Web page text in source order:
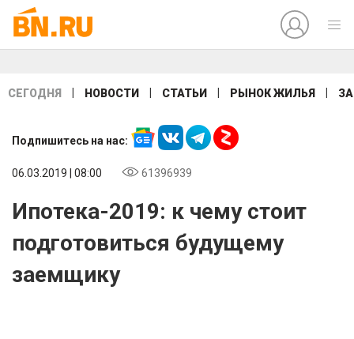
СЕГОДНЯ НОВОСТИ СТАТЬИ РЫНОК ЖИЛЬЯ
Подпишитесь на нас:
06.03.2019 | 08:00 61396939
Ипотека-2019: к чему стоит
подготовиться будущему
заемщику